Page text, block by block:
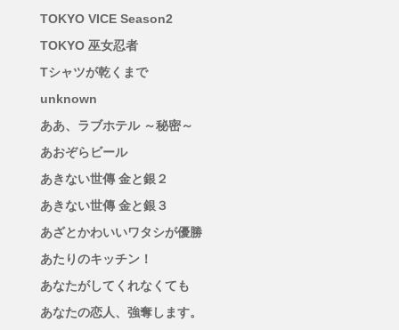
TOKYO VICE Season2
TOKYO 巫女忍者
Tシャツが乾くまで
unknown
ああ、ラブホテル ～秘密～
あおぞらビール
あきない世傳 金と銀２
あきない世傳 金と銀３
あざとかわいいワタシが優勝
あたりのキッチン！
あなたがしてくれなくても
あなたの恋人、強奪します。